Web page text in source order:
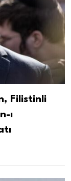
Filistinli
ı